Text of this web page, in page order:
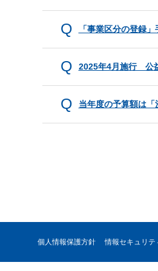
「事業区分の登録
2025年4月施行 公
当年度の予算額は
個人情報保護方針 情報セキュリテ